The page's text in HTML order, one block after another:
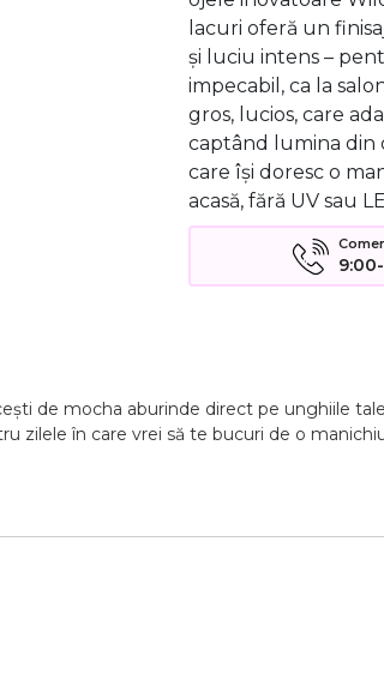
lacuri oferă un
și luciu intens –
impecabil, ca la
gros, lucios, care
captând lumina din
care își doresc o
acasă, fără UV sau
de mocha aburinde direct pe unghiile
zilele în care vrei să te bucuri de o